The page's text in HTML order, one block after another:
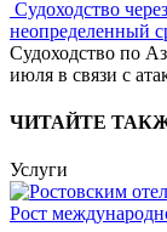
Судоходство
неопределенный
Судоходство по
июля в связи с
ЧИТАЙТЕ
Услуги
Рост